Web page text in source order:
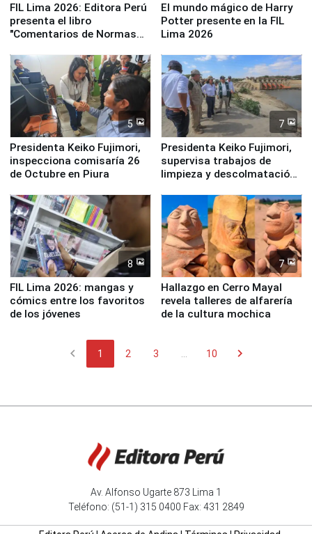
FIL Lima 2026: Editora Perú
presenta el libro
"Comentarios de Normas
Derecho Colectivo"
El mundo mágico de Harry
Potter presente en la FIL
Lima 2026
5
Presidenta Keiko Fujimori,
inspecciona comisaría 26
de Octubre en Piura
7
Presidenta Keiko Fujimori,
supervisa trabajos de
limpieza y descolmatación
8
FIL Lima 2026: mangas y
cómics entre los favoritos
de los jóvenes
7
Hallazgo en Cerro Mayal
revela talleres de alfarería
de la cultura mochica
chevron_left 1 2 3 10 chevron_right
Av. Alfonso Ugarte 873 Lima 1
Teléfono: (51-1) 315 0400 Fax: 431 2849